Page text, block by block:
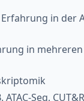
in der
in
Seq,